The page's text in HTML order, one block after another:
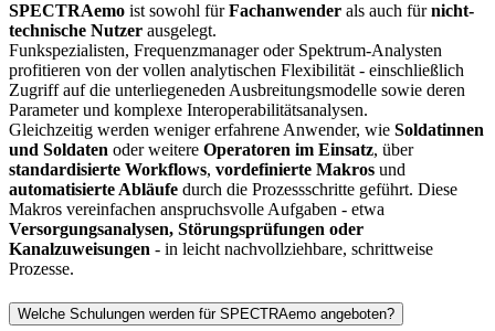
SPECTRAemo ist sowohl fürFachanwender als auch fürnicht-
technische Nutzer ausgelegt.
Funkspezialisten, Frequenzmanager oder Spektrum-Analysten
profitieren von der vollen analytischen Flexibilität - einschließlich
Zugriff auf die unterliegeneden Ausbreitungsmodelle sowie deren
Parameter und komplexe Interoperabilitätsanalysen.
Gleichzeitig werden weniger erfahrene Anwender, wie Soldatinnen
und Soldaten oder weitere Operatoren im Einsatz, über
standardisierte Workflows, vordefinierte Makros und
automatisierte Abläufe durch die Prozessschritte geführt. Diese
Makros vereinfachen anspruchsvolle Aufgaben - etwa
Versorgungsanalysen, Störungsprüfungen oder
Kanalzuweisungen - in leicht nachvollziehbare, schrittweise
Prozesse.
Welche Schulungen werden für SPECTRAemo angeboten?